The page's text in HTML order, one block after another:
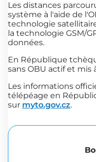
Les distances
système à l'aide de
technologie
la technologie GSM/
données.
En République
sans OBU actif et mis
Les informations
télépéage en
sur myto.gov.cz.